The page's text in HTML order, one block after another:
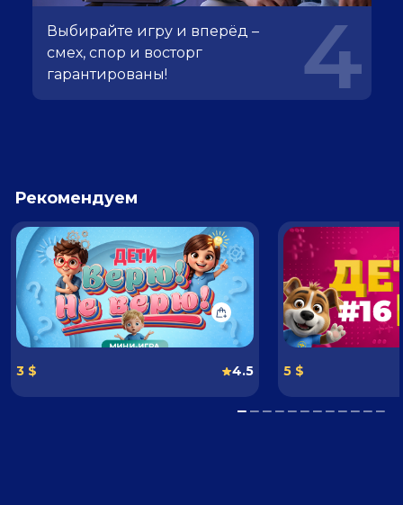
Выбирайте игру и вперёд –
смех, спор и восторг
гарантированы!
4
Рекомендуем
3 $ 4.5 5 $